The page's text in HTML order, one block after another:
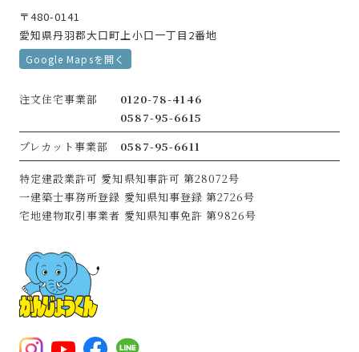
〒480-0141
愛知県丹羽郡大口町上小口一丁目2番地
Google Mapsを開く
注文住宅事業部
0120-78-4146
0587-95-6615
プレカット事業部
0587-95-6611
特定建設業許可 愛知県知事許可 第28072号
一建築士事務所登録 愛知県知事登録 第2726号
宅地建物取引事業者 愛知県知事免許 第9826号